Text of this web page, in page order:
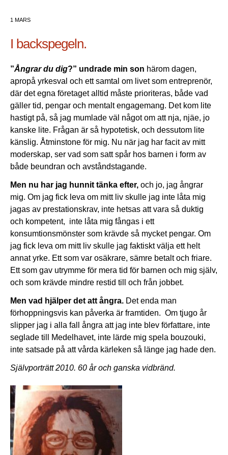
1 MARS
I backspegeln.
”Ångrar du dig?” undrade min son härom dagen,
apropå yrkesval och ett samtal om livet som entreprenör,
där det egna företaget alltid måste prioriteras, både vad
gäller tid, pengar och mentalt engagemang. Det kom lite
hastigt på, så jag mumlade väl något om att nja, njäe, jo
kanske lite. Frågan är så hypotetisk, och dessutom lite
känslig. Åtminstone för mig. Nu när jag har facit av mitt
moderskap, ser vad som satt spår hos barnen i form av
både beundran och avståndstagande.
Men nu har jag hunnit tänka efter, och jo, jag ångrar
mig. Om jag fick leva om mitt liv skulle jag inte låta mig
jagas av prestationskrav, inte hetsas att vara så duktig
och kompetent, inte låta mig fångas i ett
konsumtionsmönster som krävde så mycket pengar. Om
jag fick leva om mitt liv skulle jag faktiskt välja ett helt
annat yrke. Ett som var osäkrare, sämre betalt och friare.
Ett som gav utrymme för mera tid för barnen och mig själv,
och som krävde mindre restid till och från jobbet.
Men vad hjälper det att ångra. Det enda man
förhoppningsvis kan påverka är framtiden. Om tjugo år
slipper jag i alla fall ångra att jag inte blev författare, inte
seglade till Medelhavet, inte lärde mig spela bouzouki,
inte satsade på att vårda kärleken så länge jag hade den.
Självporträtt 2010. 60 år och ganska vidbränd.